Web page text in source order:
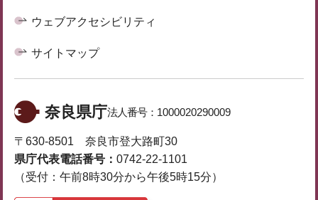
ウェブアクセシビリティ
サイトマップ
奈良県庁法人番号： 1000020290009
〒630-8501 奈良市登大路町30
県庁代表電話番号： 0742-22-1101
（受付：午前8時30分から午後5時15分）